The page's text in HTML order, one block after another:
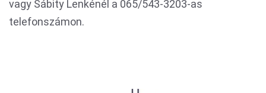
vagy Sábity Lenkénél a 065/543-3203-as
telefonszámon.